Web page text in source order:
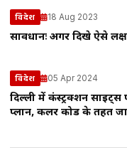
विदेश 18 Aug 2023
सावधानः अगर दिखे ऐसे
विदेश 05 Apr 2024
दिल्ली में कंस्ट्रक्शन
प्लान, कलर कोड के तहत